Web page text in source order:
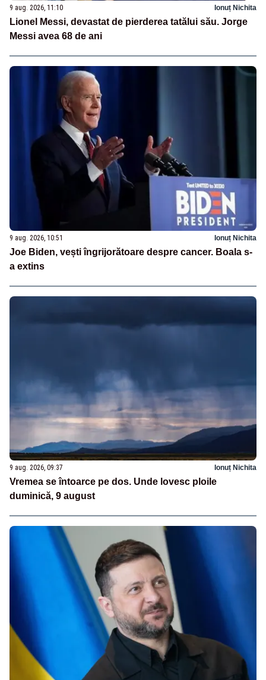
9 aug. 2026, 11:10 Ionuț Nichita
Lionel Messi, devastat de pierderea tatălui său. Jorge
Messi avea 68 de ani
9 aug. 2026, 10:51 Ionuț Nichita
Joe Biden, vești îngrijorătoare despre cancer. Boala s-
a extins
9 aug. 2026, 09:37 Ionuț Nichita
Vremea se întoarce pe dos. Unde lovesc ploile
duminică, 9 august